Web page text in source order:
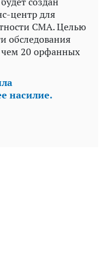
центр для
СМА. Целью
обследования
чем 20 орфанных
насилие.